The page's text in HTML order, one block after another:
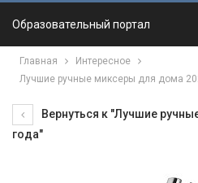
Образовательный портал
Главная
Интересное
Лучшие ручные миксеры для дома
Вернуться к "Лучшие
года"